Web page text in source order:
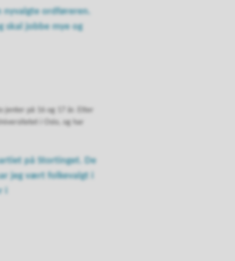
nyvalgte ordføreren.
skal jobbe mye og
på 16 og 17 år. Etter
i Oslo, og har
på Stortinget. De
jeg vært folkevalgt i